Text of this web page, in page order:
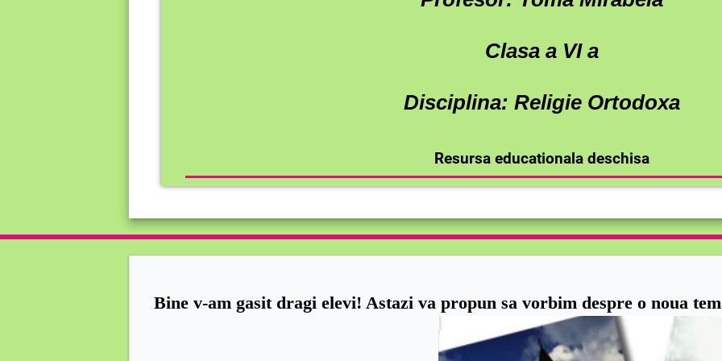
Clasa a VI a
Disciplina: Religie Ortodoxa
Resursa educationala deschisa
Bine v-am gasit dragi elevi! Astazi va propun sa vorbim despre o noua